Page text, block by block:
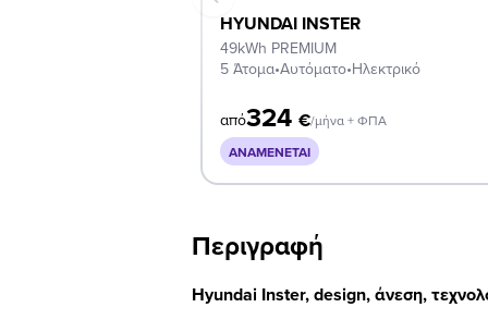
HYUNDAI INSTER
49kWh PREMIUM
5 Άτομα•Αυτόματο•Ηλεκτρικό
από324 €/μήνα + ΦΠΑ
ΑΝΑΜΈΝΕΤΑΙ
Περιγραφή
Hyundai Inster, design, άνεση,